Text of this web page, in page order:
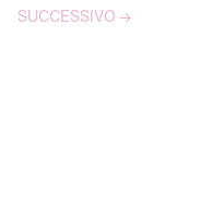
SUCCESSIVO →